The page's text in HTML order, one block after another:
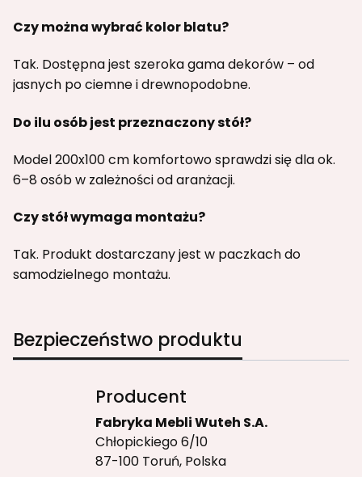
Czy można wybrać kolor blatu?
Tak. Dostępna jest szeroka gama dekorów – od
jasnych po ciemne i drewnopodobne.
Do ilu osób jest przeznaczony stół?
Model 200x100 cm komfortowo sprawdzi się dla ok.
6–8 osób w zależności od aranżacji.
Czy stół wymaga montażu?
Tak. Produkt dostarczany jest w paczkach do
samodzielnego montażu.
Bezpieczeństwo produktu
Producent
Fabryka Mebli Wuteh S.A.
Chłopickiego 6/10
87-100 Toruń, Polska